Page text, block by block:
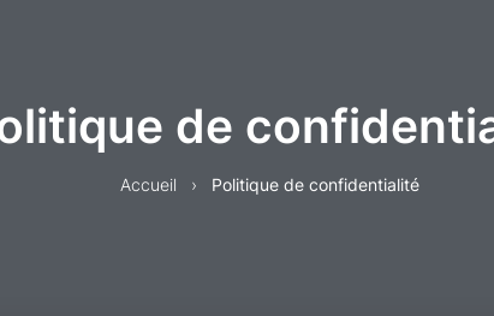
de
Accueil › Politique de confidentialité